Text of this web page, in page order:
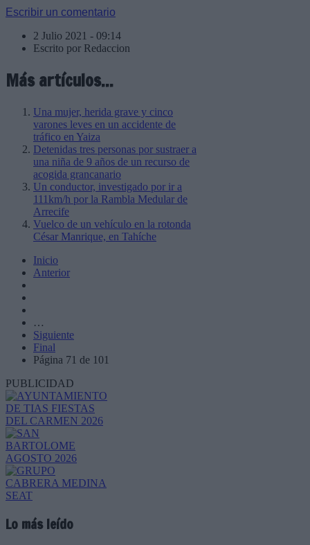
Escribir un comentario
2 Julio 2021 - 09:14
Escrito por Redaccion
Más artículos...
Una mujer, herida grave y cinco
varones leves en un accidente de
tráfico en Yaiza
Detenidas tres personas por sustraer a
una niña de 9 años de un recurso de
acogida grancanario
Un conductor, investigado por ir a
111km/h por la Rambla Medular de
Arrecife
Vuelco de un vehículo en la rotonda
César Manrique, en Tahíche
Inicio
Anterior
…
Siguiente
Final
Página 71 de 101
PUBLICIDAD
Lo más leído